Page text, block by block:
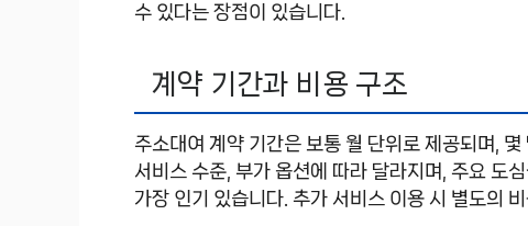
수 있다는 장점이 있습니다.
계약 기간과 비용 구조
주소대여 계약 기간은 보통 월 단위로 제공되며,
서비스 수준, 부가 옵션에 따라 달라지며, 주요 도
가장 인기 있습니다. 추가 서비스 이용 시 별도의